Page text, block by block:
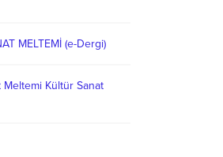
MELTEMİ (e-Dergi)
Meltemi Kültür Sanat